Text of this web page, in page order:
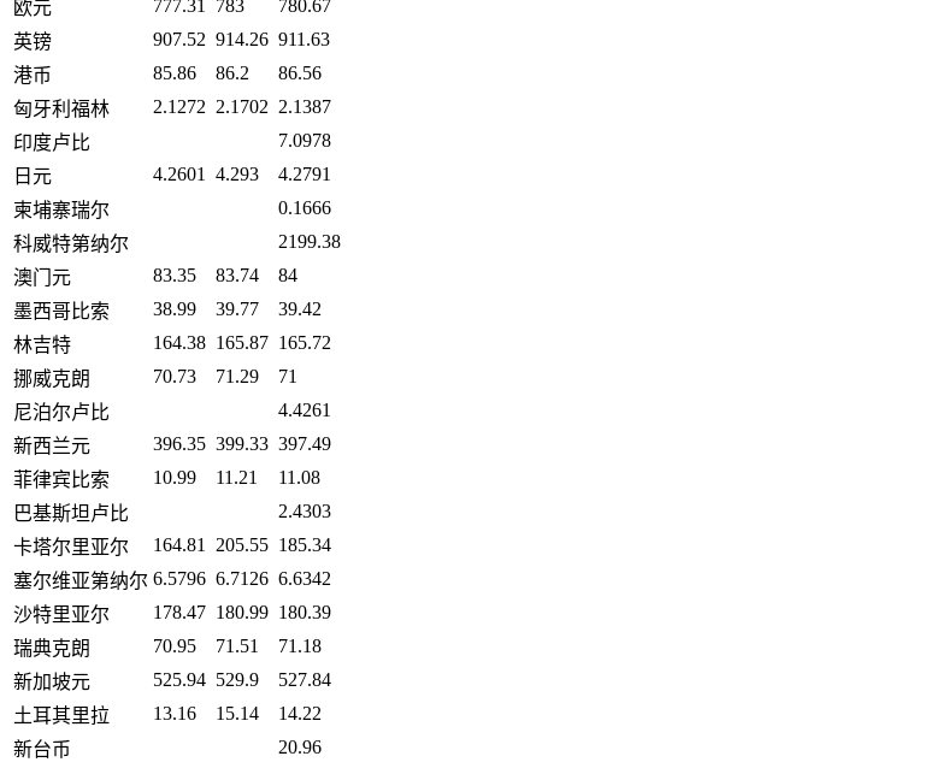
欧元
777.31 783
780.67
英镑
907.52 914.26 911.63
港币
85.86 86.2
86.56
匈牙利福林
2.1272 2.1702 2.1387
印度卢比
7.0978
日元
4.2601 4.293
4.2791
柬埔寨瑞尔
0.1666
科威特第纳尔
2199.38
澳门元
83.35 83.74
84
墨西哥比索
38.99 39.77
39.42
林吉特
164.38 165.87 165.72
挪威克朗
70.73 71.29
71
尼泊尔卢比
4.4261
新西兰元
396.35 399.33 397.49
菲律宾比索
10.99 11.21
11.08
巴基斯坦卢比
2.4303
卡塔尔里亚尔
164.81 205.55 185.34
塞尔维亚第纳尔 6.5796 6.7126 6.6342
沙特里亚尔
178.47 180.99 180.39
瑞典克朗
70.95 71.51
71.18
新加坡元
525.94 529.9
527.84
土耳其里拉
13.16 15.14
14.22
新台币
20.96